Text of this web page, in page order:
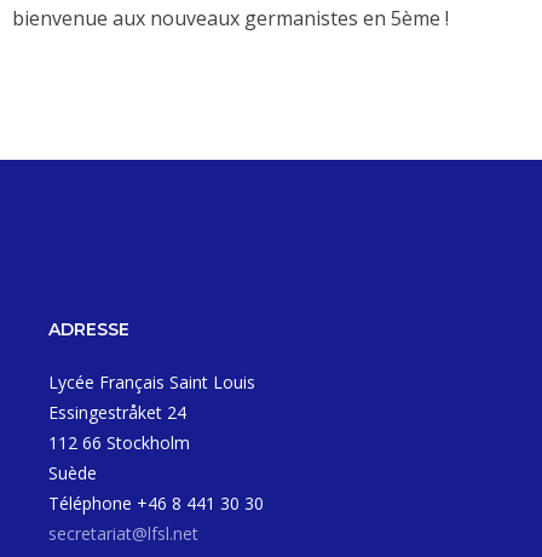
bienvenue aux nouveaux germanistes en 5ème !
ADRESSE
Lycée Français Saint Louis
Essingestråket 24
112 66 Stockholm
Suède
Téléphone +46 8 441 30 30
secretariat@lfsl.net